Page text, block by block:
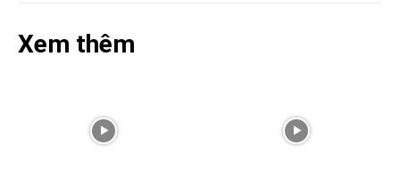
Xem thêm